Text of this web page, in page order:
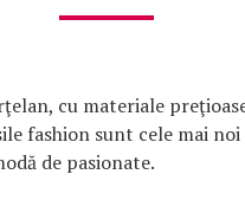
cu materiale
fashion sunt cele mai
de pasionate.